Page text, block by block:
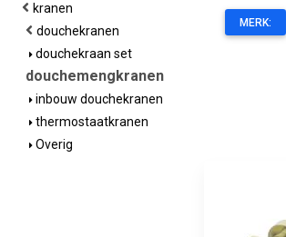
kranen
douchekranen
douchekraan set
douchemengkranen
inbouw douchekranen
thermostaatkranen
Overig
MERK: